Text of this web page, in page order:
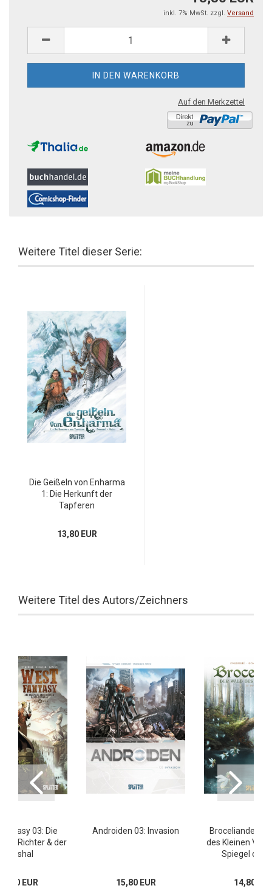
inkl. 7% MwSt. zzgl. Versand
Auf den Merkzettel
Weitere Titel dieser Serie:
Die Geißeln von Enharma
1: Die Herkunft der
Tapferen
13,80 EUR
Weitere Titel des Autors/Zeichners
03: Die
der Richter & der
Marshal
EUR
Androiden 03: Invasion
15,80 EUR
Broceliande –
des Kleinen
Spiegel der
14,80